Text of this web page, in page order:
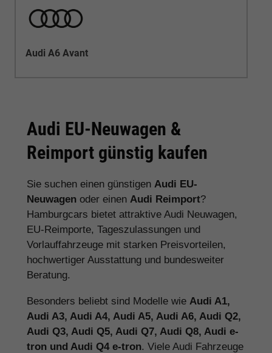
Audi A6 Avant
Audi EU-Neuwagen &
Reimport günstig kaufen
Sie suchen einen günstigen Audi EU-
Neuwagen oder einen Audi Reimport?
Hamburgcars bietet attraktive Audi Neuwagen,
EU-Reimporte, Tageszulassungen und
Vorlauffahrzeuge mit starken Preisvorteilen,
hochwertiger Ausstattung und bundesweiter
Beratung.
Besonders beliebt sind Modelle wie Audi A1,
Audi A3, Audi A4, Audi A5, Audi A6, Audi Q2,
Audi Q3, Audi Q5, Audi Q7, Audi Q8, Audi e-
tron und Audi Q4 e-tron. Viele Audi Fahrzeuge